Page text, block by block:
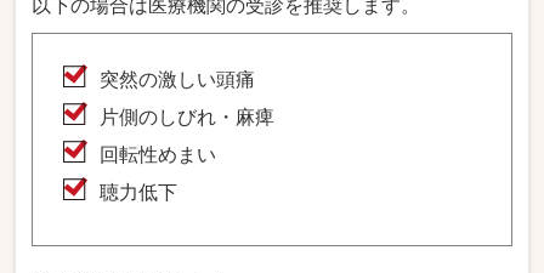
以下の場合は医療機関の受診を推奨します。
突然の激しい頭痛
片側のしびれ・麻痺
回転性めまい
聴力低下